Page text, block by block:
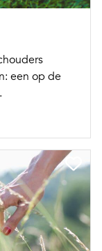
een op de